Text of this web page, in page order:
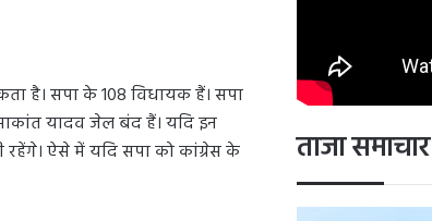
है। सपा के 108 विधायक हैं। सपा
यादव जेल बंद हैं। यदि इन
रहेंगे। ऐसे में यदि सपा को कांग्रेस के
ताजा समाचार